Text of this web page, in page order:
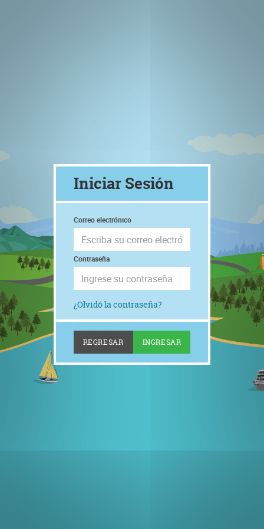
Iniciar Sesión
Correo electrónico
Contraseña
¿Olvidó la contraseña?
REGRESAR INGRESAR